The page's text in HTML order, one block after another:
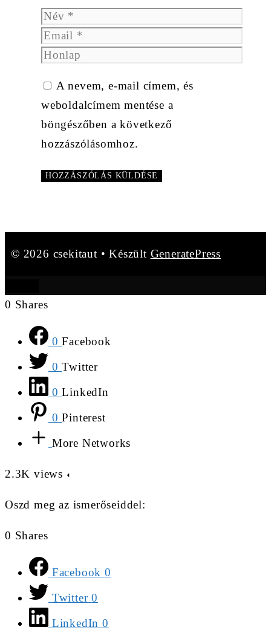
Név
Email
Honlap
A nevem, e-mail címem, és
weboldalcímem mentése a
böngészőben a következő
hozzászólásomhoz.
© 2026 csekitaut • Készült GeneratePress
BEZÁR
0 Shares
0Facebook
0Twitter
0LinkedIn
0Pinterest
More Networks
2.3K views
Oszd meg az ismerőseiddel:
0 Shares
Facebook 0
Twitter 0
LinkedIn 0